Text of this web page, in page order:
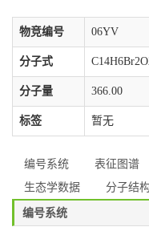
物竞编号 06YV
分子式
分子量 366.00
标签 暂无
编号系统 表征图谱
生态学数据
分子结
编号系统